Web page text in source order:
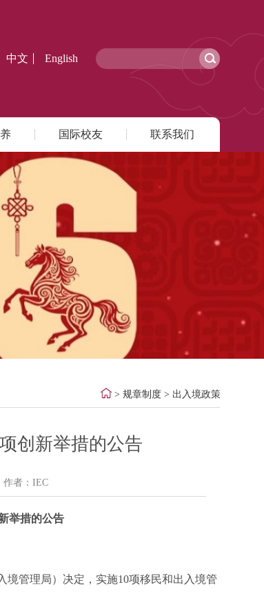
中文 English
国际校友 联系我们
> 规章制度 > 出入境政策
创新举措的公告
作者：IEC
举措的公告
管理局）决定，实施10项移民和出入境管